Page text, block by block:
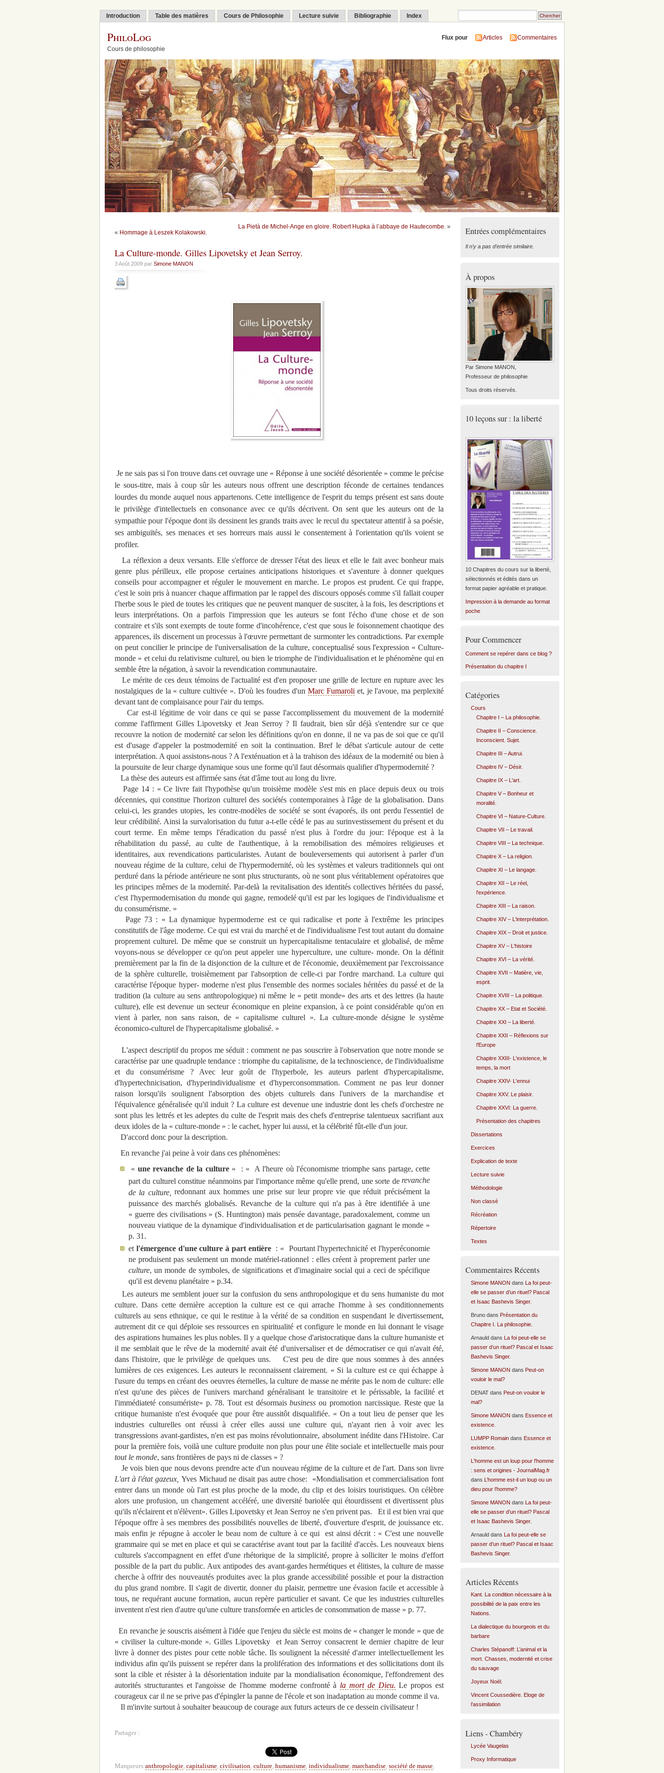
Introduction Table des matières Cours de Philosophie Lecture suivie Bibliographie Index
PhiloLog
Cours de philosophie
Flux pour Articles Commentaires
« Hommage à Leszek Kolakowski.
La Pietà de Michel-Ange en gloire. Robert Hupka à l’abbaye de Hautecombe. »
La Culture-monde. Gilles Lipovetsky et Jean Serroy.
3 Août 2009 par Simone MANON
Je ne sais pas si l'on trouve dans cet ouvrage une « Réponse à une société désorientée » comme le précise
le sous-titre, mais à coup sûr les auteurs nous offrent une description féconde de certaines tendances
lourdes du monde auquel nous appartenons. Cette intelligence de l'esprit du temps présent est sans doute
le privilège d'intellectuels en consonance avec ce qu'ils décrivent. On sent que les auteurs ont de la
sympathie pour l'époque dont ils dessinent les grands traits avec le recul du spectateur attentif à sa poésie,
ses ambiguïtés, ses menaces et ses horreurs mais aussi le consentement à l'orientation qu'ils voient se
profiler.
La réflexion a deux versants. Elle s'efforce de dresser l'état des lieux et elle le fait avec bonheur mais
genre plus périlleux, elle propose certaines anticipations historiques et s'aventure à donner quelques
conseils pour accompagner et réguler le mouvement en marche. Le propos est prudent. Ce qui frappe,
c'est le soin pris à nuancer chaque affirmation par le rappel des discours opposés comme s'il fallait couper
l'herbe sous le pied de toutes les critiques que ne peuvent manquer de susciter, à la fois, les descriptions et
leurs interprétations. On a parfois l'impression que les auteurs se font l'écho d'une chose et de son
contraire et s'ils sont exempts de toute forme d'incohérence, c'est que sous le foisonnement chaotique des
apparences, ils discernent un processus à l'œuvre permettant de surmonter les contradictions. Par exemple
on peut concilier le principe de l'universalisation de la culture, conceptualisé sous l'expression « Culture-
monde » et celui du relativisme culturel, ou bien le triomphe de l'individualisation et le phénomène qui en
semble être la négation, à savoir la revendication communautaire.
Le mérite de ces deux témoins de l'actualité est d'en proposer une grille de lecture en rupture avec les
nostalgiques de la « culture cultivée ». D'où les foudres d'unMarc Fumaroli et, je l'avoue, ma perplexité
devant tant de complaisance pour l'air du temps.
Car est-il légitime de voir dans ce qui se passe l'accomplissement du mouvement de la modernité
comme l'affirment Gilles Lipovetsky et Jean Serroy ? Il faudrait, bien sûr déjà s'entendre sur ce que
recouvre la notion de modernité car selon les définitions qu'on en donne, il ne va pas de soi que ce qu'il
est d'usage d'appeler la postmodernité en soit la continuation. Bref le débat s'articule autour de cette
interprétation. A quoi assistons-nous ? A l'exténuation et à la trahison des idéaux de la modernité ou bien à
la poursuite de leur charge dynamique sous une forme qu'il faut désormais qualifier d'hypermodernité ?
La thèse des auteurs est affirmée sans état d'âme tout au long du livre.
Page 14 : « Ce livre fait l'hypothèse qu'un troisième modèle s'est mis en place depuis deux ou trois
décennies, qui constitue l'horizon culturel des sociétés contemporaines à l'âge de la globalisation. Dans
celui-ci, les grandes utopies, les contre-modèles de société se sont évaporés, ils ont perdu l'essentiel de
leur crédibilité. Ainsi la survalorisation du futur a-t-elle cédé le pas au surinvestissement du présent et du
court terme. En même temps l'éradication du passé n'est plus à l'ordre du jour: l'époque est à la
réhabilitation du passé, au culte de l'authentique, à la remobilisation des mémoires religieuses et
identitaires, aux revendications particularistes. Autant de bouleversements qui autorisent à parler d'un
nouveau régime de la culture, celui de l'hypermodernité, où les systèmes et valeurs traditionnels qui ont
perduré dans la période antérieure ne sont plus structurants, où ne sont plus véritablement opératoires que
les principes mêmes de la modernité. Par-delà la revitalisation des identités collectives héritées du passé,
c'est l'hypermodernisation du monde qui gagne, remodelé qu'il est par les logiques de l'individualisme et
du consumérisme. »
Page 73 : « La dynamique hypermoderne est ce qui radicalise et porte à l'extrême les principes
constitutifs de l'âge moderne. Ce qui est vrai du marché et de l'individualisme l'est tout autant du domaine
proprement culturel. De même que se construit un hypercapitalisme tentaculaire et globalisé, de même
voyons-nous se développer ce qu'on peut appeler une hyperculture, une culture- monde. On la définit
premièrement par la fin de la disjonction de la culture et de l'économie, deuxièmement par l'excroissance
de la sphère culturelle, troisièmement par l'absorption de celle-ci par l'ordre marchand. La culture qui
caractérise l'époque hyper- moderne n'est plus l'ensemble des normes sociales héritées du passé et de la
tradition (la culture au sens anthropologique) ni même le « petit monde» des arts et des lettres (la haute
culture), elle est devenue un secteur économique en pleine expansion, à ce point considérable qu'on en
vient à parler, non sans raison, de « capitalisme culturel ». La culture-monde désigne le système
économico-culturel de l'hypercapitalisme globalisé. »
L'aspect descriptif du propos me séduit : comment ne pas souscrire à l'observation que notre monde se
caractérise par une quadruple tendance : triomphe du capitalisme, de la technoscience, de l'individualisme
et du consumérisme ? Avec leur goût de l'hyperbole, les auteurs parlent d'hypercapitalisme,
d'hypertechnicisation, d'hyperindividualisme et d'hyperconsommation. Comment ne pas leur donner
raison lorsqu'ils soulignent l'absorption des objets culturels dans l'univers de la marchandise et
l'équivalence généralisée qu'il induit ? La culture est devenue une industrie dont les chefs d'orchestre ne
sont plus les lettrés et les adeptes du culte de l'esprit mais des chefs d'entreprise talentueux sacrifiant aux
deux idoles de la « culture-monde » : le cachet, hyper lui aussi, et la célébrité fût-elle d'un jour.
D'accord donc pour la description.
En revanche j'ai peine à voir dans ces phénomènes:
« une revanche de la culture» : « A l'heure où l'économisme triomphe sans partage, cette
part du culturel constitue néanmoins par l'importance même qu'elle prend, une sorte de revanche
de la culture,redonnant aux hommes une prise sur leur propre vie que réduit précisément la
puissance des marchés globalisés. Revanche de la culture qui n'a pas à être identifiée à une
« guerre des civilisations » (S. Huntington) mais pensée davantage, paradoxalement, comme un
nouveau viatique de la dynamique d'individualisation et de particularisation gagnant le monde »
p. 31.
et l'émergence d'une culture à part entière: « Pourtant l'hypertechnicité et l'hyperéconomie
ne produisent pas seulement un monde matériel-rationnel : elles créent à proprement parler une
culture, un monde de symboles, de significations et d'imaginaire social qui a ceci de spécifique
qu'il est devenu planétaire » p.34.
Les auteurs me semblent jouer sur la confusion du sens anthropologique et du sens humaniste du mot
culture. Dans cette dernière acception la culture est ce qui arrache l'homme à ses conditionnements
culturels au sens ethnique, ce qui le restitue à la vérité de sa condition en suspendant le divertissement,
autrement dit ce qui déploie ses ressources en spiritualité et configure le monde en lui donnant le visage
des aspirations humaines les plus nobles. Il y a quelque chose d'aristocratique dans la culture humaniste et
il me semblait que le rêve de la modernité avait été d'universaliser et de démocratiser ce qui n'avait été,
dans l'histoire, que le privilège de quelques uns.
C'est peu de dire que nous sommes à des années
lumières de ces exigences. Les auteurs le reconnaissent clairement. « Si la culture est ce qui échappe à
l'usure du temps en créant des oeuvres éternelles, la culture de masse ne mérite pas le nom de culture: elle
n'est qu'une des pièces de l'univers marchand généralisant le transitoire et le périssable, la facilité et
l'immédiateté consumériste» p. 78. Tout est désormaisbusinessou promotion narcissique. Reste que la
critique humaniste n'est évoquée que pour être aussitôt disqualifiée. « On a tout lieu de penser que les
industries culturelles ont réussi à créer elles aussi une culture qui, n'ayant rien à voir avec les
transgressions avant-gardistes, n'en est pas moins révolutionnaire, absolument inédite dans l'Histoire. Car
pour la première fois, voilà une culture produite non plus pour une élite sociale et intellectuelle mais pour
tout le monde, sans frontières de pays ni de classes » ?
Je vois bien que nous devons prendre acte d'un nouveau régime de la culture et de l'art. Dans son livre
L'art à l'état gazeux, Yves Michaud ne disait pas autre chose: «Mondialisation et commercialisation font
entrer dans un monde où l'art est plus proche de la mode, du clip et des loisirs touristiques. On célèbre
alors une profusion, un changement accéléré, une diversité bariolée qui étourdissent et divertissent plus
qu'ils n'éclairent et n'élèvent». Gilles Lipovetsky et Jean Serroy ne s'en privent pas. Et il est bien vrai que
l'époque offre à ses membres des possibilités nouvelles de liberté, d'ouverture d'esprit, de jouissance etc.
mais enfin je répugne à accoler le beau nom de culture à ce qui est ainsi décrit : « C'est une nouvelle
grammaire qui se met en place et qui se caractérise avant tout par la facilité d'accès. Les nouveaux biens
culturels s'accompagnent en effet d'une rhétorique de la simplicité, propre à solliciter le moins d'effort
possible de la part du public. Aux antipodes des avant-gardes hermétiques et élitistes, la culture de masse
cherche à offrir des nouveautés produites avec la plus grande accessibilité possible et pour la distraction
du plus grand nombre. Il s'agit de divertir, donner du plaisir, permettre une évasion facile et accessible à
tous, ne requérant aucune formation, aucun repère particulier et savant. Ce que les industries culturelles
inventent n'est rien d'autre qu'une culture transformée en articles de consommation de masse » p. 77.
En revanche je souscris aisément à l'idée que l'enjeu du siècle est moins de « changer le monde » que de
« civiliser la culture-monde ». Gilles Lipovetsky et Jean Serroy consacrent le dernier chapitre de leur
livre à donner des pistes pour cette noble tâche. Ils soulignent la nécessité d'armer intellectuellement les
individus afin qu'ils puissent se repérer dans la prolifération des informations et des sollicitations dont ils
sont la cible et résister à la désorientation induite par la mondialisation économique, l'effondrement des
autorités structurantes et l'angoisse de l'homme moderne confronté à la mort de Dieu. Le propos est
courageux car il ne se prive pas d'épingler la panne de l'école et son inadaptation au monde comme il va.
Il m'invite surtout à souhaiter beaucoup de courage aux futurs acteurs de ce dessein civilisateur !
Partager :
Marqueurs:anthropologie, capitalisme, civilisation, culture, humanisme, individualisme, marchandise, société de masse,
Entrées complémentaires
Il n’y a pas d’entrée similaire.
À propos
Par Simone MANON,
Professeur de philosophie
Tous droits réservés.
10 leçons sur : la liberté
10 Chapitres du cours sur la liberté,
sélectionnés et édités dans un
format papier agréable et pratique.
Impression à la demande au format
poche
Pour Commencer
Comment se repérer dans ce blog ?
Présentation du chapitre I
Catégories
Cours
Chapitre I – La philosophie.
Chapitre II – Conscience.
Inconscient. Sujet.
Chapitre III – Autrui.
Chapitre IV – Désir.
Chapitre IX – L'art.
Chapitre V – Bonheur et
moralité.
Chapitre VI – Nature-Culture.
Chapitre VII – Le travail.
Chapitre VIII – La technique.
Chapitre X – La religion.
Chapitre XI – Le langage.
Chapitre XII – Le réel,
l'expérience.
Chapitre XIII – La raison.
Chapitre XIV – L'interprétation.
Chapitre XIX – Droit et justice.
Chapitre XV – L'histoire
Chapitre XVI – La vérité.
Chapitre XVII – Matière, vie,
esprit.
Chapitre XVIII – La politique.
Chapitre XX – Etat et Société.
Chapitre XXI – La liberté.
Chapitre XXII – Réflexions sur
l'Europe
Chapitre XXIII- L'existence, le
temps, la mort
Chapitre XXIV- L'ennui
Chapitre XXV. Le plaisir.
Chapitre XXVI: La guerre.
Présentation des chapitres
Dissertations
Exercices
Explication de texte
Lecture suivie
Méthodologie
Non classé
Récréation
Répertoire
Textes
Commentaires Récents
Simone MANON dans La foi peut-
elle se passer d’un rituel? Pascal
et Isaac Bashevis Singer.
Brunodans Présentation du
Chapitre I. La philosophie.
Arnaulddans La foi peut-elle se
passer d’un rituel? Pascal et Isaac
Bashevis Singer.
Simone MANON dans Peut-on
vouloir le mal?
DENATdans Peut-on vouloir le
mal?
Simone MANON dans Essence et
existence.
LUMPP Romaindans Essence et
existence.
L'homme est un loup pour l'homme
: sens et origines - JournalMag.fr
dans L’homme est-il un loup ou un
dieu pour l’homme?
Simone MANON dans La foi peut-
elle se passer d’un rituel? Pascal
et Isaac Bashevis Singer.
Arnaulddans La foi peut-elle se
passer d’un rituel? Pascal et Isaac
Bashevis Singer.
Articles Récents
Kant. La condition nécessaire à la
possibilité de la paix entre les
Nations.
La dialectique du bourgeois et du
barbare
Charles Stépanoff: L’animal et la
mort. Chasses, modernité et crise
du sauvage
Joyeux Noël.
Vincent Coussedière. Eloge de
l’assimilation
Liens - Chambéry
Lycée Vaugelas
Proxy Informatique